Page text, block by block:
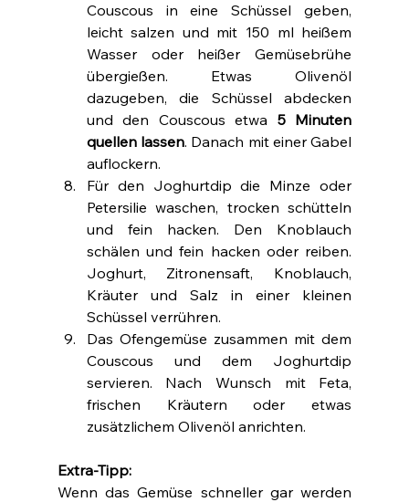
Couscous in eine Schüssel geben,
leicht salzen und mit 150 ml heißem
Wasser oder heißer Gemüsebrühe
übergießen. Etwas Olivenöl
dazugeben, die Schüssel abdecken
und den Couscous etwa 5 Minuten
quellen lassen. Danach mit einer Gabel
auflockern.
Für den Joghurtdip die Minze oder
Petersilie waschen, trocken schütteln
und fein hacken. Den Knoblauch
schälen und fein hacken oder reiben.
Joghurt, Zitronensaft, Knoblauch,
Kräuter und Salz in einer kleinen
Schüssel verrühren.
Das Ofengemüse zusammen mit dem
Couscous und dem Joghurtdip
servieren. Nach Wunsch mit Feta,
frischen Kräutern oder etwas
zusätzlichem Olivenöl anrichten.
Extra-Tipp:
Wenn das Gemüse schneller gar werden